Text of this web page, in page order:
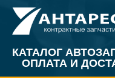
КАТАЛОГ
ОПЛАТА И